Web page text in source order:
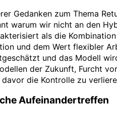
Gedanken zum Thema
warum wir nicht an den
als die
und dem Wert flexibler
und das Modell
der Zukunft, Furcht
die Kontrolle zu
Aufeinandertreffen